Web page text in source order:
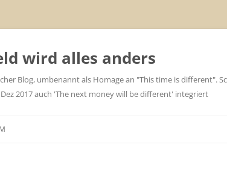
wird alles anders
Blog, umbenannt als Homage an "This time is different".
2017 auch 'The next money will be different' integriert